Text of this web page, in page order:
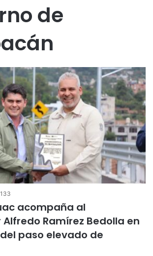
de
133
acompaña al
Ramírez Bedolla en
paso elevado de